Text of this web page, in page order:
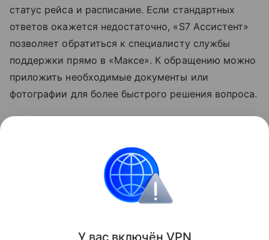
статус рейса и расписание. Если стандартных
ответов окажется недостаточно, «S7 Ассистент»
позволяет обратиться к специалисту службы
поддержки прямо в «Максе». К обращению можно
приложить необходимые документы или
фотографии для более быстрого решения вопроса.
Мессенджер MAX
Поделиться
У вас включён VPN